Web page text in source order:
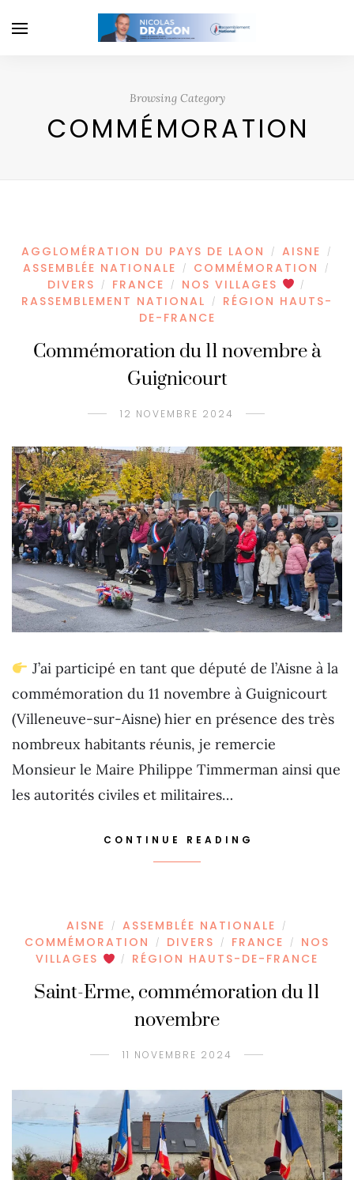
Browsing Category
COMMÉMORATION
AGGLOMÉRATION DU PAYS DE LAON / AISNE /
ASSEMBLÉE NATIONALE / COMMÉMORATION /
DIVERS / FRANCE / NOS VILLAGES /
RASSEMBLEMENT NATIONAL /
RÉGION HAUTS-
DE-FRANCE
Commémoration du 11 novembre à
Guignicourt
12 NOVEMBRE 2024
J’ai participé en tant que député de l’Aisne à la
commémoration du 11 novembre à Guignicourt
(Villeneuve-sur-Aisne) hier en présence des très
nombreux habitants réunis, je remercie
Monsieur le Maire Philippe Timmerman ainsi que
les autorités civiles et militaires…
CONTINUE READING
AISNE / ASSEMBLÉE NATIONALE /
COMMÉMORATION / DIVERS / FRANCE /
NOS
VILLAGES
/ RÉGION HAUTS-DE-FRANCE
Saint-Erme, commémoration du 11
novembre
11 NOVEMBRE 2024